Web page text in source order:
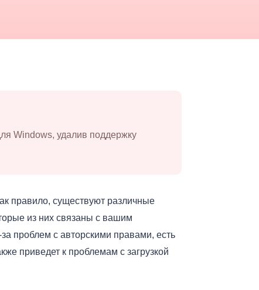
Windows, удалив поддержку
правило, существуют различные
из них связаны с вашим
проблем с авторскими правами, есть
приведет к проблемам с загрузкой